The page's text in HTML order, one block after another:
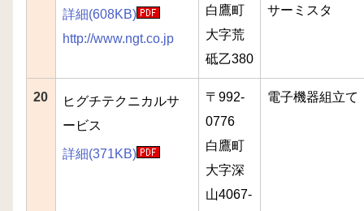
詳細(608KB)
http://www.ngt.co.jp
白鷹町
大字荒
砥乙380
サーミスタ
20
ヒグチテクニカルサ
ービス
詳細(371KB)
〒992-
0776
白鷹町
大字深
山4067-
電子機器組立て